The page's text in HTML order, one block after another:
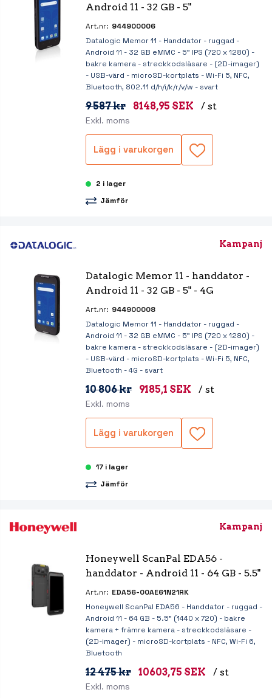
Android 11 - 32 GB - 5"
Art.nr: 944900006
Datalogic Memor 11 - Handdator - ruggad -
Android 11 - 32 GB eMMC - 5" IPS (720 x 1280) -
bakre kamera - streckkodsläsare - (2D-imager)
- USB-värd - microSD-kortplats - Wi-Fi 5, NFC,
Bluetooth, 802.11 d/h/i/k/r/v/w - svart
9 587 kr 8148,95 SEK / st
Exkl. moms
Lägg i varukorgen
2 i lager
Jämför
Kampanj
Datalogic Memor 11 - handdator -
Android 11 - 32 GB - 5" - 4G
Art.nr: 944900008
Datalogic Memor 11 - Handdator - ruggad -
Android 11 - 32 GB eMMC - 5" IPS (720 x 1280) -
bakre kamera - streckkodsläsare - (2D-imager)
- USB-värd - microSD-kortplats - Wi-Fi 5, NFC,
Bluetooth - 4G - svart
10 806 kr 9185,1 SEK / st
Exkl. moms
Lägg i varukorgen
17 i lager
Jämför
Kampanj
Honeywell ScanPal EDA56 -
handdator - Android 11 - 64 GB - 5.5"
Art.nr: EDA56-00AE61N21RK
Honeywell ScanPal EDA56 - Handdator - ruggad -
Android 11 - 64 GB - 5.5" (1440 x 720) - bakre
kamera + främre kamera - streckkodsläsare -
(2D-imager) - microSD-kortplats - NFC, Wi-Fi 6,
Bluetooth
12 475 kr 10603,75 SEK / st
Exkl. moms